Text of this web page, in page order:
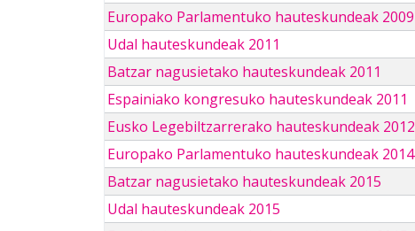
Europako Parlamentuko hauteskundeak 2009
Udal hauteskundeak 2011
Batzar nagusietako hauteskundeak 2011
Espainiako kongresuko hauteskundeak 2011
Eusko Legebiltzarrerako hauteskundeak 2012
Europako Parlamentuko hauteskundeak 2014
Batzar nagusietako hauteskundeak 2015
Udal hauteskundeak 2015